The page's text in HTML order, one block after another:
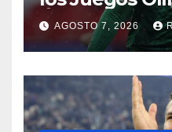
Ángeles 2028
AGOSTO 7, 2026